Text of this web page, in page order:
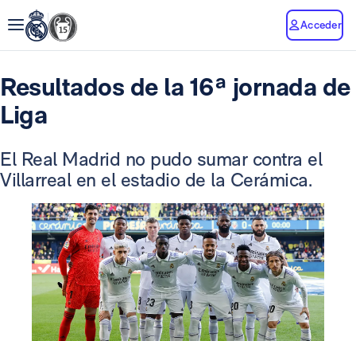
Acceder
Resultados de la 16ª jornada de
Liga
El Real Madrid no pudo sumar contra el
Villarreal en el estadio de la Cerámica.